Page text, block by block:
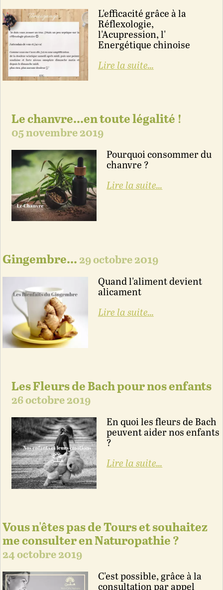
L'efficacité grâce à la
Réflexologie,
l'Acupression, l'
Energétique chinoise
Lire la suite...
Le chanvre...en toute légalité !
05 novembre 2019
Pourquoi consommer du
chanvre ?
Lire la suite...
Gingembre... 29 octobre 2019
Quand l'aliment devient
alicament
Lire la suite...
Les Fleurs de Bach pour nos enfants
26 octobre 2019
En quoi les fleurs de Bach
peuvent aider nos enfants
?
Lire la suite...
Vous n'êtes pas de Tours et souhaitez
me consulter en Naturopathie ?
24 octobre 2019
C'est possible, grâce à la
consultation par appel